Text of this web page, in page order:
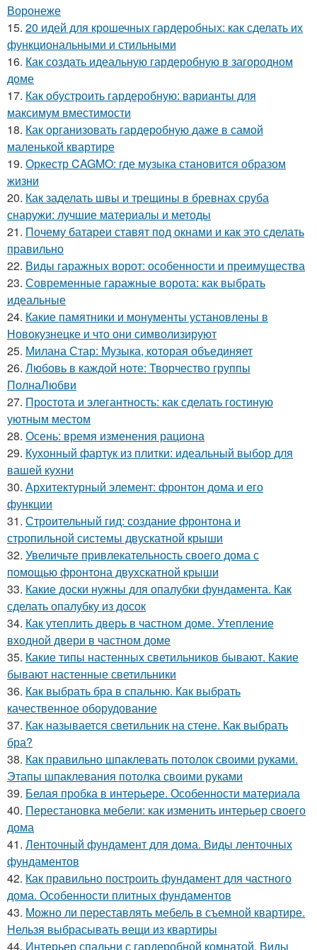
Воронеже
15. 20 идей для крошечных гардеробных: как сделать их
функциональными и стильными
16. Как создать идеальную гардеробную в загородном
доме
17. Как обустроить гардеробную: варианты для
максимум вместимости
18. Как организовать гардеробную даже в самой
маленькой квартире
19. Оркестр CAGMO: где музыка становится образом
жизни
20. Как заделать швы и трещины в бревнах сруба
снаружи: лучшие материалы и методы
21. Почему батареи ставят под окнами и как это сделать
правильно
22. Виды гаражных ворот: особенности и преимущества
23. Современные гаражные ворота: как выбрать
идеальные
24. Какие памятники и монументы установлены в
Новокузнецке и что они символизируют
25. Милана Стар: Музыка, которая объединяет
26. Любовь в каждой ноте: Творчество группы
ПолнаЛюбви
27. Простота и элегантность: как сделать гостиную
уютным местом
28. Осень: время изменения рациона
29. Кухонный фартук из плитки: идеальный выбор для
вашей кухни
30. Архитектурный элемент: фронтон дома и его
функции
31. Строительный гид: создание фронтона и
стропильной системы двускатной крыши
32. Увеличьте привлекательность своего дома с
помощью фронтона двухскатной крыши
33. Какие доски нужны для опалубки фундамента. Как
сделать опалубку из досок
34. Как утеплить дверь в частном доме. Утепление
входной двери в частном доме
35. Какие типы настенных светильников бывают. Какие
бывают настенные светильники
36. Как выбрать бра в спальню. Как выбрать
качественное оборудование
37. Как называется светильник на стене. Как выбрать
бра?
38. Как правильно шпаклевать потолок своими руками.
Этапы шпаклевания потолка своими руками
39. Белая пробка в интерьере. Особенности материала
40. Перестановка мебели: как изменить интерьер своего
дома
41. Ленточный фундамент для дома. Виды ленточных
фундаментов
42. Как правильно построить фундамент для частного
дома. Особенности плитных фундаментов
43. Можно ли переставлять мебель в съемной квартире.
Нельзя выбрасывать вещи из квартиры
44. Интерьер спальни с гардеробной комнатой. Виды